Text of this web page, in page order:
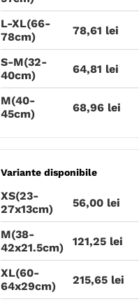
L-XL(66-
78cm)
78,61 lei
S-M(32-
40cm)
64,81 lei
M(40-
45cm)
68,96 lei
Variante disponibile
XS(23-
27x13cm)
56,00 lei
M(38-
42x21.5cm)
121,25 lei
XL(60-
64x29cm)
215,65 lei